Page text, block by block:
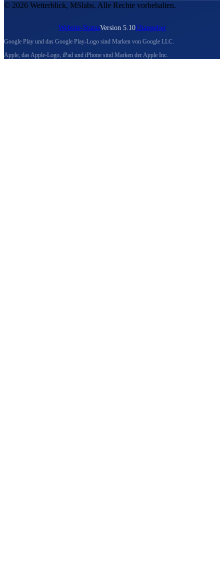
© 2026 Wetterblick, MSlabs. Alle Rechte vorbehalten.
Website-StatusVersion 5.10Changelog
Google Play und das Google Play-Logo sind Marken von Google LLC.
Apple, das Apple-Logo, iPad und iPhone sind Marken der Apple Inc.